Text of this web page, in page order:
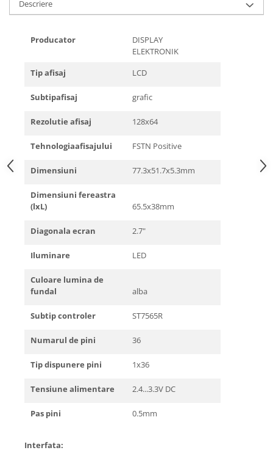
Descriere
Producator
DISPLAY
ELEKTRONIK
Tip afisaj
LCD
Subtipafisaj grafic
Rezolutie afisaj 128x64
Tehnologiaafisajului FSTN Positive
Dimensiuni 77.3x51.7x5.3mm
Dimensiuni fereastra
(lxL)
65.5x38mm
Diagonala ecran 2.7"
Iluminare LED
Culoare lumina de
fundal
alba
Subtip controler ST7565R
Numarul de pini 36
Tip dispunere pini 1x36
Tensiune alimentare 2.4...3.3V DC
Pas pini 0.5mm
Interfata: